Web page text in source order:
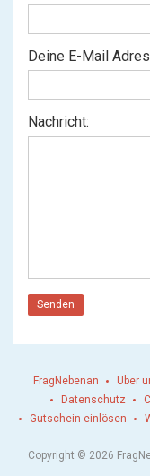
Deine E-Mail
Nachricht:
Senden
FragNebenan Über
Datenschutz
Gutschein einlösen
Copyright © 2026